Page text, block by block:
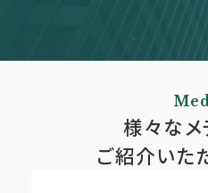
様々なメ
ご紹介いた